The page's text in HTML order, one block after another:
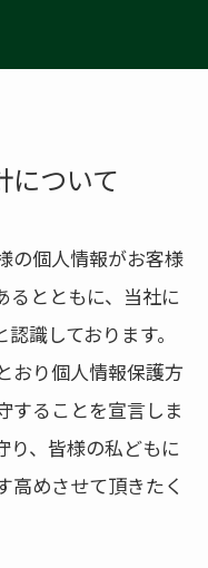
について
の個人情報がお客様
るとともに、当社に
識しております。
おり個人情報保護方
することを宣言しま
り、皆様の私どもに
高めさせて頂きたく